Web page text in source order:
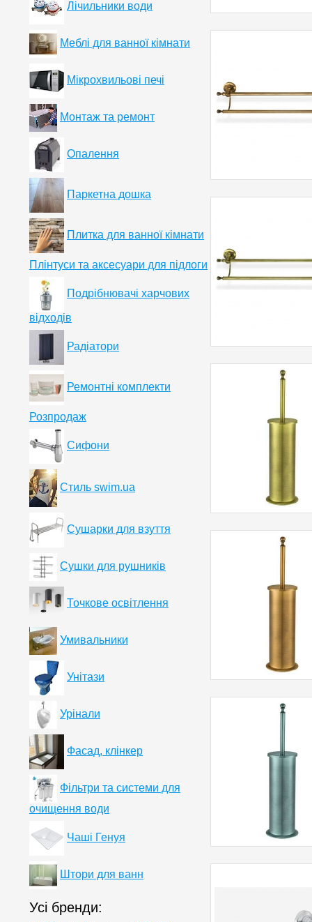
Лічильники води
Меблі для ванної кімнати
Мікрохвильові печі
Монтаж та ремонт
Опалення
Паркетна дошка
Плитка для ванної кімнати
Плінтуси та аксесуари для підлоги
Подрібнювачі харчових
відходів
Радіатори
Ремонтні комплекти
Розпродаж
Сифони
Стиль swim.ua
Сушарки для взуття
Сушки для рушників
Точкове освітлення
Умивальники
Унітази
Урінали
Фасад, клінкер
Фільтри та системи для
очищення води
Чаші Генуя
Штори для ванн
Усі бренди: